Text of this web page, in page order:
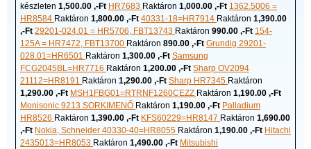
készleten 1,500.00 ,-Ft HR7683 Raktáron 1,000.00 ,-Ft 1362.5006 =
HR8584 Raktáron 1,800.00 ,-Ft 40331-18=HR7914 Raktáron 1,390.00
,-Ft 29201-024.01 = HR5706, FBT13743 Raktáron 990.00 ,-Ft 154-
125A = HR7472, FBT13700 Raktáron 890.00 ,-Ft Grundig 29201-
028.01=HR6501 Raktáron 1,300.00 ,-Ft Samsung
FCG2045BL=HR7716 Raktáron 1,200.00 ,-Ft Sharp OV2094
21112=HR8191 Raktáron 1,290.00 ,-Ft Sharp HR7345 Raktáron
1,290.00 ,-Ft MSH1FBG01=RTRNF1260CEZZ Raktáron 1,190.00 ,-Ft
Monisonic 9213 SORKIMENŐ Raktáron 1,190.00 ,-Ft Palladium
HR8526 Raktáron 1,390.00 ,-Ft KFS60229=HR8147 Raktáron 1,690.00
,-Ft Nokia, Schneider 40330-40=HR8055 Raktáron 1,190.00 ,-Ft Hitachi
2435013=HR8053 Raktáron 1,490.00 ,-Ft Mitsubishi